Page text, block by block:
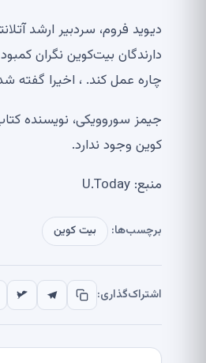
دیوید فروم، سردبیر ارشد
دارندگان بیت‌کوین نگران
چاره عمل کند. ، اخیرا
جیمز سوروویکی، نویسنده
کوین وجود ندارد.
منبع: U.Today
برچسب‌ها: بیت کوین
اشتراک‌گذاری: